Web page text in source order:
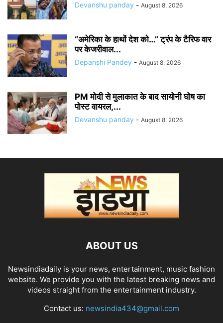
Devanshu panday - August 8, 2026
“अमेरिका के हाथों देश को…” ट्रंप के टैरिफ वार
पर केजरीवाल...
Depanshi Pandey - August 8, 2026
PM मोदी से मुलाकात के बाद सायोनी घोष का
पोस्ट वायरल,...
Devanshu panday - August 8, 2026
ABOUT US
Newsindiadaily is your news, entertainment, music fashion
website. We provide you with the latest breaking news and
videos straight from the entertainment industry.
Contact us: newsindia434@gmail.com